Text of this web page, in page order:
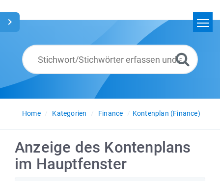
Glossar
Deutsch
Home
Kategorien Finance Kontenplan (Finance)
Anzeige des Kontenplans
im Hauptfenster